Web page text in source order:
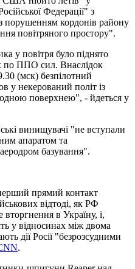
Федерації" з
кордонів району
повітряного простору".
у повітря було піднято
по ППО сил. Внаслідок
(мск) безпілотний
у некерований політ із
поверхнею", - йдеться у
винищувачі "не вступали
апаратом та
базування".
прямий контакт
відтоді, як РФ
в Україну, і,
у відносинах між двома
дії Росії "безрозсудними
.